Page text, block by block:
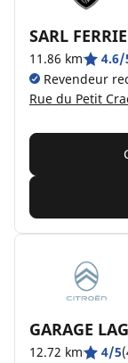
SARL
11.86 km 4.6/
Revendeur
Rue du Petit
GARAGE
12.72 km 4/5